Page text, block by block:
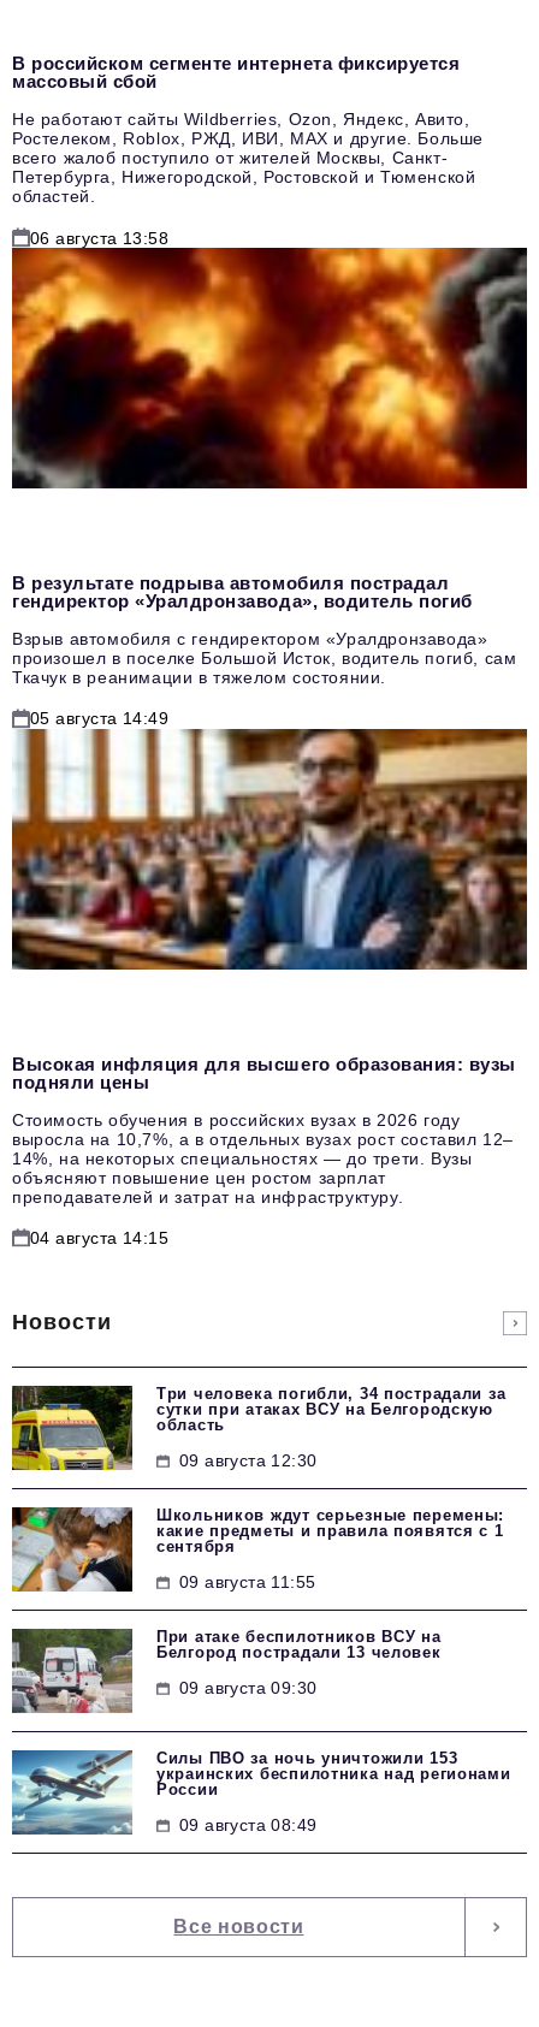
В российском сегменте интернета фиксируется
массовый сбой
Не работают сайты Wildberries, Ozon, Яндекс, Авито,
Ростелеком, Roblox, РЖД, ИВИ, MAX и другие. Больше
всего жалоб поступило от жителей Москвы, Санкт-
Петербурга, Нижегородской, Ростовской и Тюменской
областей.
06 августа 13:58
В результате подрыва автомобиля пострадал
гендиректор «Уралдронзавода», водитель погиб
Взрыв автомобиля с гендиректором «Уралдронзавода»
произошел в поселке Большой Исток, водитель погиб, сам
Ткачук в реанимации в тяжелом состоянии.
05 августа 14:49
Высокая инфляция для высшего образования: вузы
подняли цены
Стоимость обучения в российских вузах в 2026 году
выросла на 10,7%, а в отдельных вузах рост составил 12–
14%, на некоторых специальностях — до трети. Вузы
объясняют повышение цен ростом зарплат
преподавателей и затрат на инфраструктуру.
04 августа 14:15
Новости
Три человека погибли, 34 пострадали за
сутки при атаках ВСУ на Белгородскую
область
09 августа 12:30
Школьников ждут серьезные перемены:
какие предметы и правила появятся с 1
сентября
09 августа 11:55
При атаке беспилотников ВСУ на
Белгород пострадали 13 человек
09 августа 09:30
Силы ПВО за ночь уничтожили 153
украинских беспилотника над регионами
России
09 августа 08:49
Все новости